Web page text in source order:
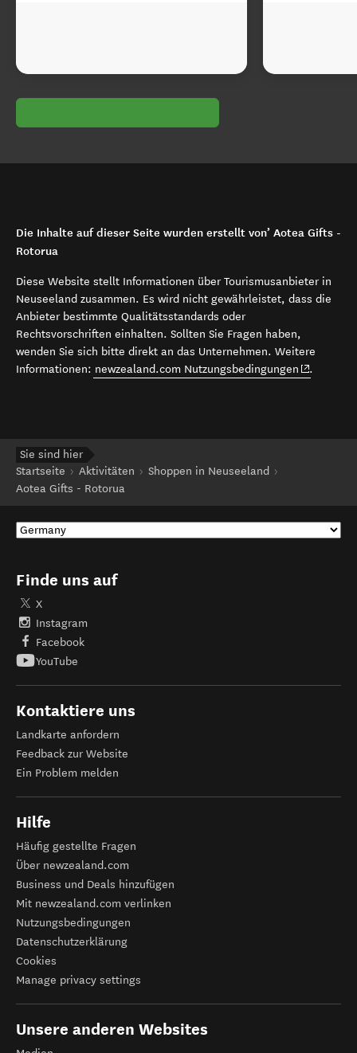
Die Inhalte auf dieser Seite wurden erstellt von’ Aotea Gifts -
Rotorua
Diese Website stellt Informationen über Tourismusanbieter in
Neuseeland zusammen. Es wird nicht gewährleistet, dass die
Anbieter bestimmte Qualitätsstandards oder
Rechtsvorschriften einhalten. Sollten Sie Fragen haben,
wenden Sie sich bitte direkt an das Unternehmen. Weitere
Informationen: newzealand.com Nutzungsbedingungen (opens in
.
Sie sind hier
Startseite
Aktivitäten
Shoppen in Neuseeland
Aotea Gifts - Rotorua
Finde uns auf
X
Instagram
Facebook
YouTube
Kontaktiere uns
Landkarte anfordern
Feedback zur Website
Ein Problem melden
Hilfe
Häufig gestellte Fragen
Über newzealand.com
Business und Deals hinzufügen
Mit newzealand.com verlinken
Nutzungsbedingungen
Datenschutzerklärung
Cookies
Manage privacy settings
Unsere anderen Websites